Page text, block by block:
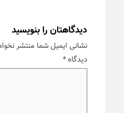
دیدگاهتان را بنویسید
نشانی ایمیل شما منتشر
دیدگاه*